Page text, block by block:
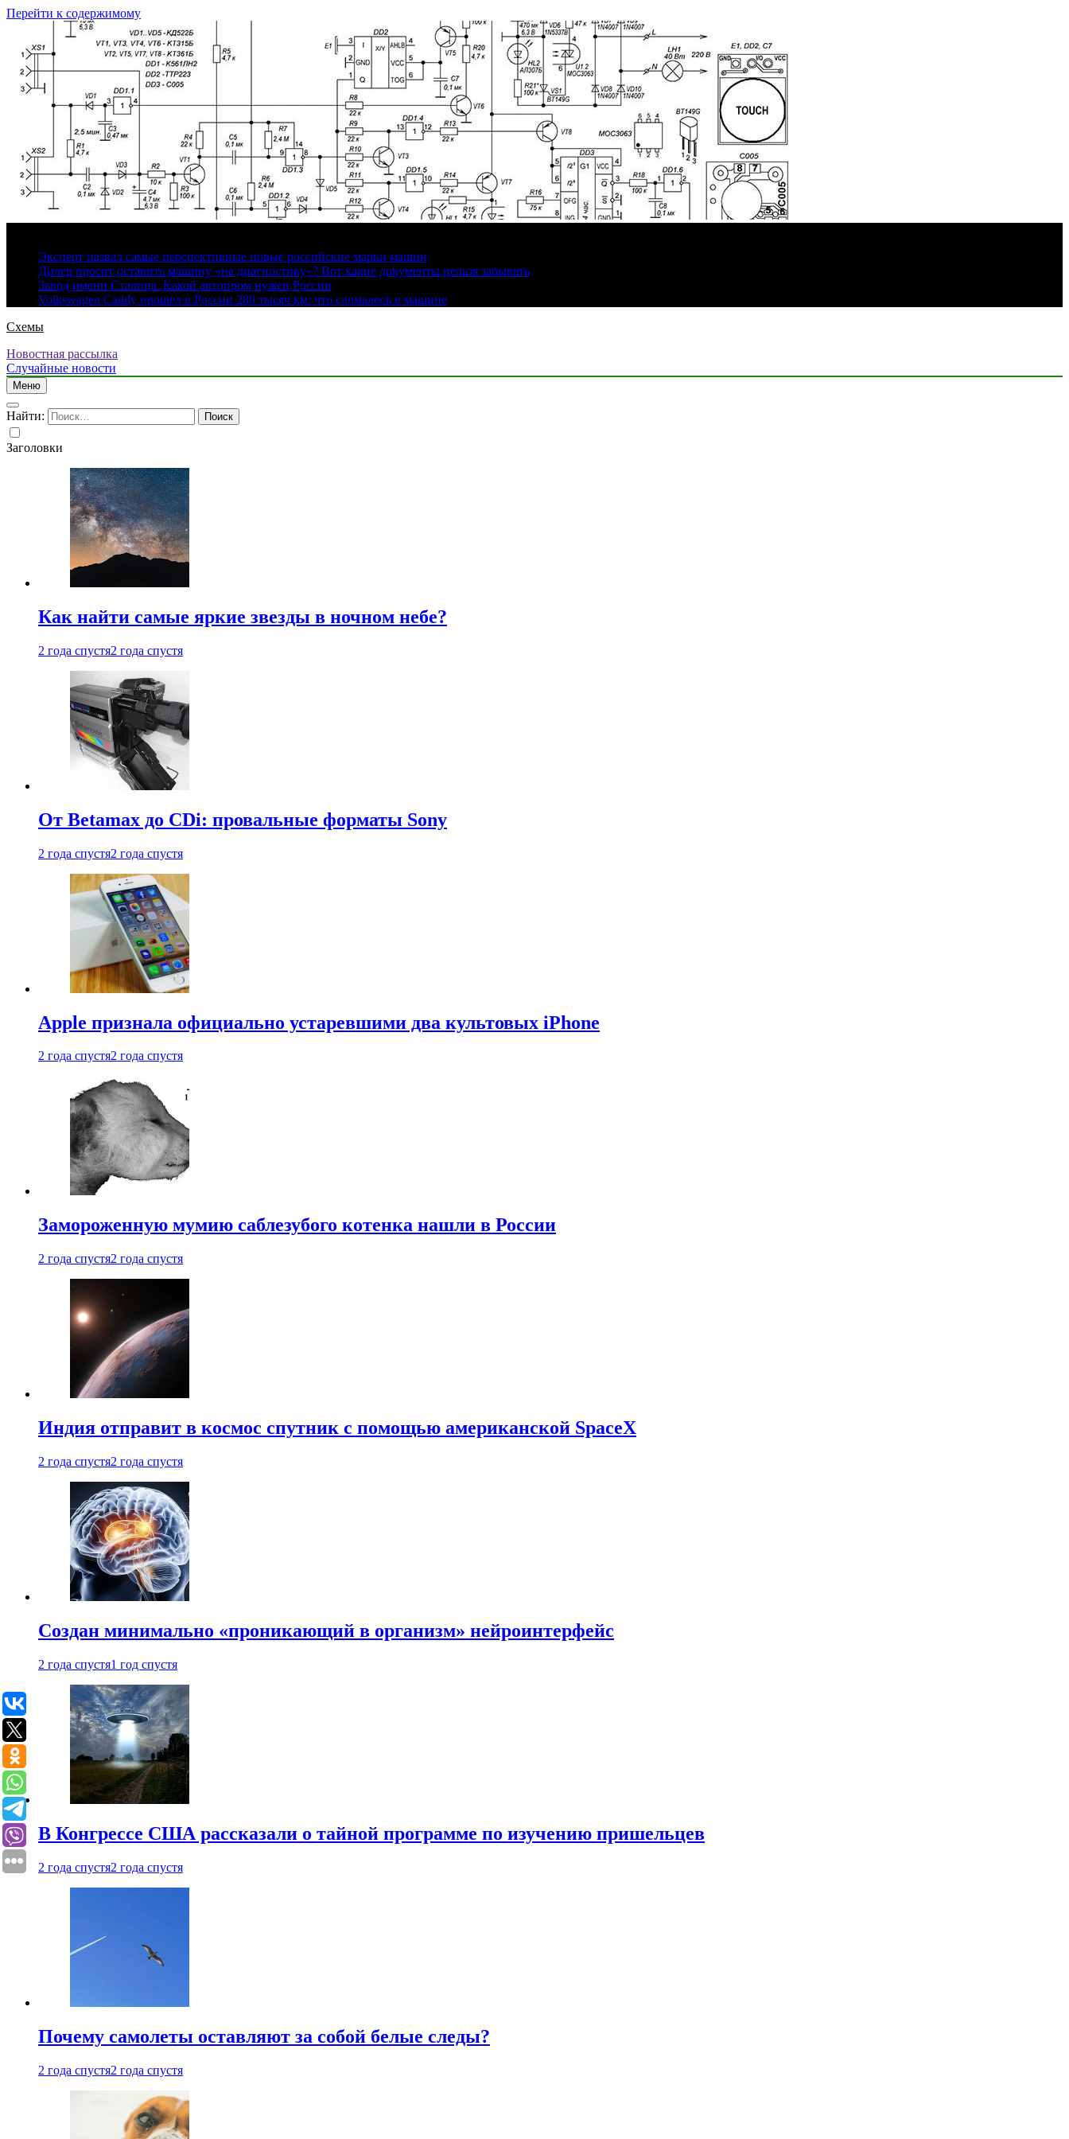
Перейти к содержимому
Эксперт назвал самые перспективные новые российские марки машин
Дилер просит оставить машину «на диагностику»? Вот какие документы нельзя забывать
Завод имени Сталина. Какой автопром нужен России
Volkswagen Caddy прошел в России 280 тысяч км: что сломалось в машине
Схемы
Новостная рассылка
Случайные новости
Меню
Найти:
Заголовки
Как найти самые яркие звезды в ночном небе?
2 года спустя2 года спустя
От Betamax до CDi: провальные форматы Sony
2 года спустя2 года спустя
Apple признала официально устаревшими два культовых iPhone
2 года спустя2 года спустя
Замороженную мумию саблезубого котенка нашли в России
2 года спустя2 года спустя
Индия отправит в космос спутник с помощью американской SpaceX
2 года спустя2 года спустя
Создан минимально «проникающий в организм» нейроинтерфейс
2 года спустя1 год спустя
В Конгрессе США рассказали о тайной программе по изучению пришельцев
2 года спустя2 года спустя
Почему самолеты оставляют за собой белые следы?
2 года спустя2 года спустя